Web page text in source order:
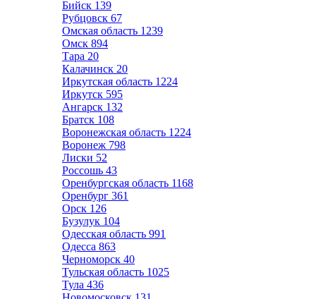
Бийск 139
Рубцовск 67
Омская область 1239
Омск 894
Тара 20
Калачинск 20
Иркутская область 1224
Иркутск 595
Ангарск 132
Братск 108
Воронежская область 1224
Воронеж 798
Лиски 52
Россошь 43
Оренбургская область 1168
Оренбург 361
Орск 126
Бузулук 104
Одесская область 991
Одесса 863
Черноморск 40
Тульская область 1025
Тула 436